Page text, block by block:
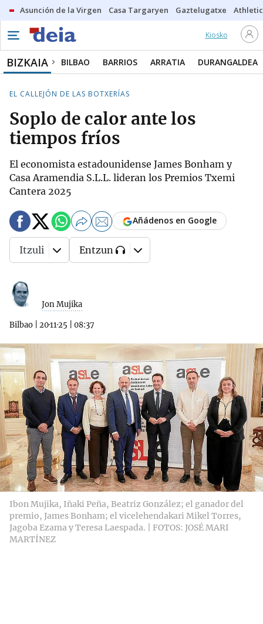
Asunción de la Virgen Casa Targaryen Gaztelugatxe Athletic
Kiosko
BIZKAIA BILBAO BARRIOS ARRATIA DURANGALDEA
EL CALLEJÓN DE LAS BOTXERÍAS
Soplo de calor ante los
tiempos fríos
El economista estadounidense James Bonham y
Casa Aramendia S.L.L. lideran los Premios Txemi
Cantera 2025
Jon Mujika
Bilbao 20·11·25 08:37
Añádenos en Google
Itzuli Entzun
Ibon Mujika, Iñaki Peña, Beatriz González; el ganador del
premio, James Bonham; el vicelehendakari Mikel Torres,
Jagoba Ezama y Teresa Laespada. | FOTOS: JOSÉ MARI
MARTÍNEZ